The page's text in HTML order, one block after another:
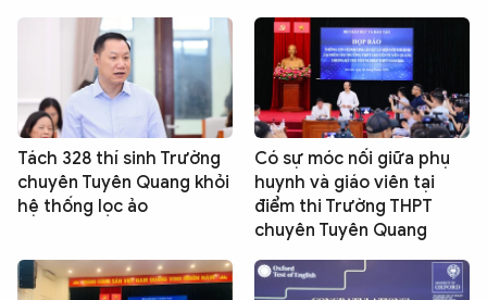
Tách 328 thí sinh Trường
chuyên Tuyên Quang khỏi
hệ thống lọc ảo
Có sự móc nối giữa phụ
huynh và giáo viên tại
điểm thi Trường THPT
chuyên Tuyên Quang